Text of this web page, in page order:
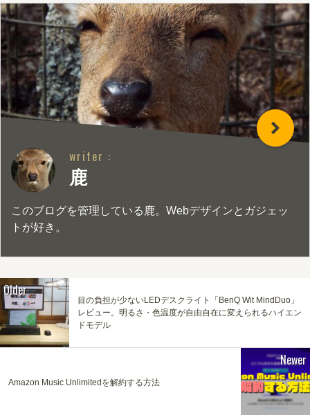
writer :
鹿
このブログを管理している鹿。Webデザインとガジェッ
トが好き。
Older
目の負担が少ないLEDデスクライト「BenQ Wit MindDuo」
レビュー。明るさ・色温度が自由自在に変えられるハイエン
ドモデル
Amazon Music Unlimitedを解約する方法
Newer